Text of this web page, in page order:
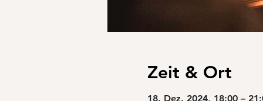
Zeit & Ort
18. Dez. 2024, 18:00 –